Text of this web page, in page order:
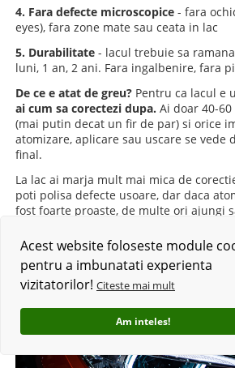
Acest website foloseste module
pentru a imbunatati experienta
vizitatorilor! Citeste mai mult
Am inteles!
4. Fara defecte microscopice - fara
eyes), fara zone mate sau ceata in lac
5. Durabilitate - lacul trebuie sa
luni, 1 an, 2 ani. Fara ingalbenire, fara
De ce e atat de greu? Pentru ca lacul e
ai cum sa corectezi dupa. Ai doar 40-
(mai putin decat un fir de par) si orice
atomizare, aplicare sau uscare se vede
final.
La lac ai marja mult mai mica de
poti polisa defecte usoare, dar daca
fost foarte proaste, de multe ori ajungi